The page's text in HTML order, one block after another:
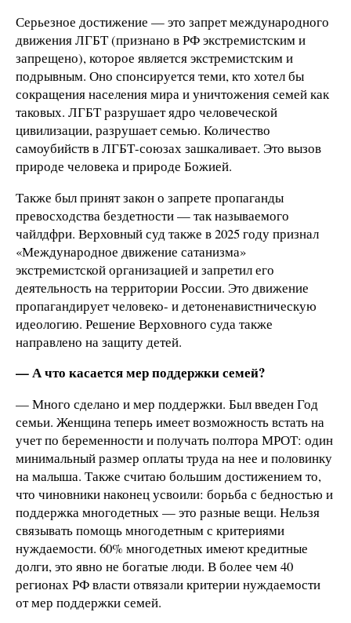
Серьезное достижение — это запрет международного
движения ЛГБТ (признано в РФ экстремистским и
запрещено), которое является экстремистским и
подрывным. Оно спонсируется теми, кто хотел бы
сокращения населения мира и уничтожения семей как
таковых. ЛГБТ разрушает ядро человеческой
цивилизации, разрушает семью. Количество
самоубийств в ЛГБТ-союзах зашкаливает. Это вызов
природе человека и природе Божией.
Также был принят закон о запрете пропаганды
превосходства бездетности — так называемого
чайлдфри. Верховный суд также в 2025 году признал
«Международное движение сатанизма»
экстремистской организацией и запретил его
деятельность на территории России. Это движение
пропагандирует человеко- и детоненавистническую
идеологию. Решение Верховного суда также
направлено на защиту детей.
— А что касается мер поддержки семей?
— Много сделано и мер поддержки. Был введен Год
семьи. Женщина теперь имеет возможность встать на
учет по беременности и получать полтора МРОТ: один
минимальный размер оплаты труда на нее и половинку
на малыша. Также считаю большим достижением то,
что чиновники наконец усвоили: борьба с бедностью и
поддержка многодетных — это разные вещи. Нельзя
связывать помощь многодетным с критериями
нуждаемости. 60% многодетных имеют кредитные
долги, это явно не богатые люди. В более чем 40
регионах РФ власти отвязали критерии нуждаемости
от мер поддержки семей.